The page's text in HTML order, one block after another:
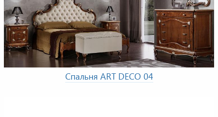
Спальня ART DECO 04